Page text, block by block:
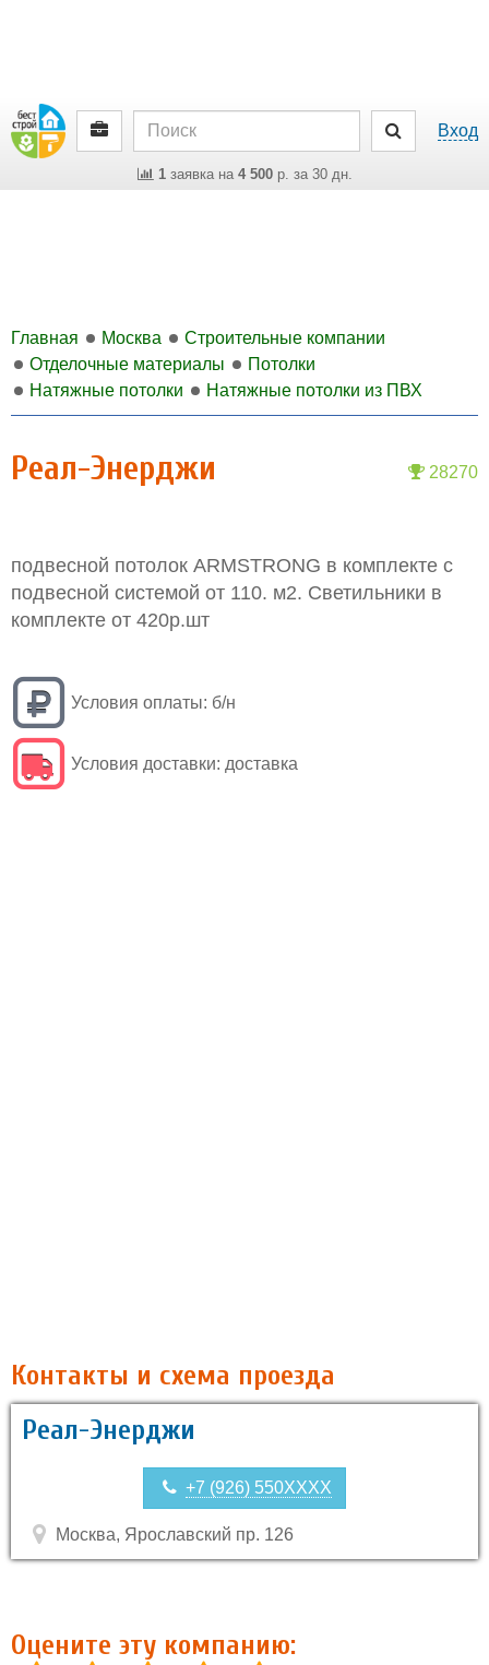
Вход
1заявка на 4 500р. за 30 дн.
Главная Москва
Строительные компании
Отделочные материалы
Потолки
Натяжные потолки
Натяжные потолки из ПВХ
28270
Реал-Энерджи
подвесной потолок ARMSTRONG в комплекте с
подвесной системой от 110. м2. Светильники в
комплекте от 420р.шт
Условия оплаты: б/н
Условия доставки: доставка
Контакты и схема проезда
Реал-Энерджи
+7 (926) 550XXXX
Москва, Ярославский пр. 126
Оцените эту компанию: